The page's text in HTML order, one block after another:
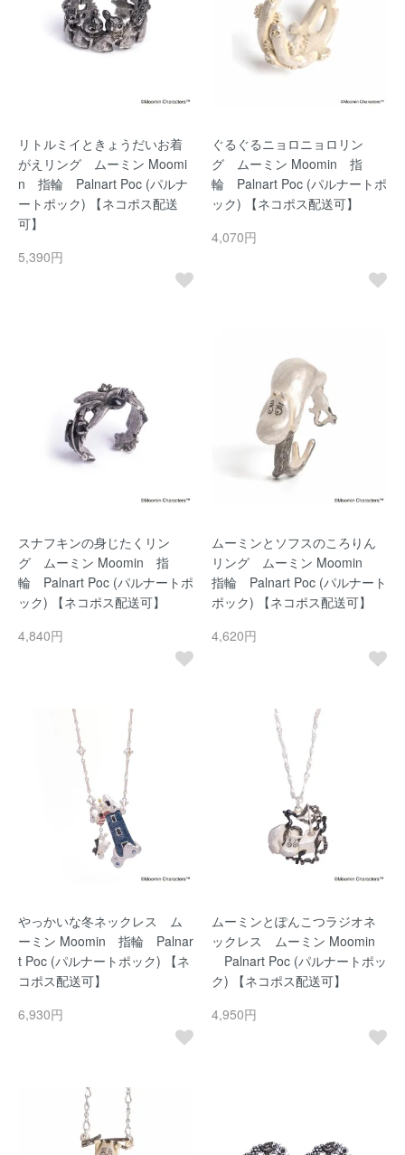
リトルミイときょうだいお着
がえリング ムーミン Moomi
n 指輪 Palnart Poc (パルナ
ートポック) 【ネコポス配送
可】
5,390円
ぐるぐるニョロニョロリン
グ ムーミン Moomin 指
輪 Palnart Poc (パルナートポ
ック) 【ネコポス配送可】
4,070円
スナフキンの身じたくリン
グ ムーミン Moomin 指
輪 Palnart Poc (パルナートポ
ック) 【ネコポス配送可】
4,840円
ムーミンとソフスのころりん
リング ムーミン Moomin
指輪 Palnart Poc (パルナート
ポック) 【ネコポス配送可】
4,620円
やっかいな冬ネックレス ム
ーミン Moomin 指輪 Palnar
t Poc (パルナートポック) 【ネ
コポス配送可】
6,930円
ムーミンとぽんこつラジオネ
ックレス ムーミン Moomin
Palnart Poc (パルナートポッ
ク) 【ネコポス配送可】
4,950円